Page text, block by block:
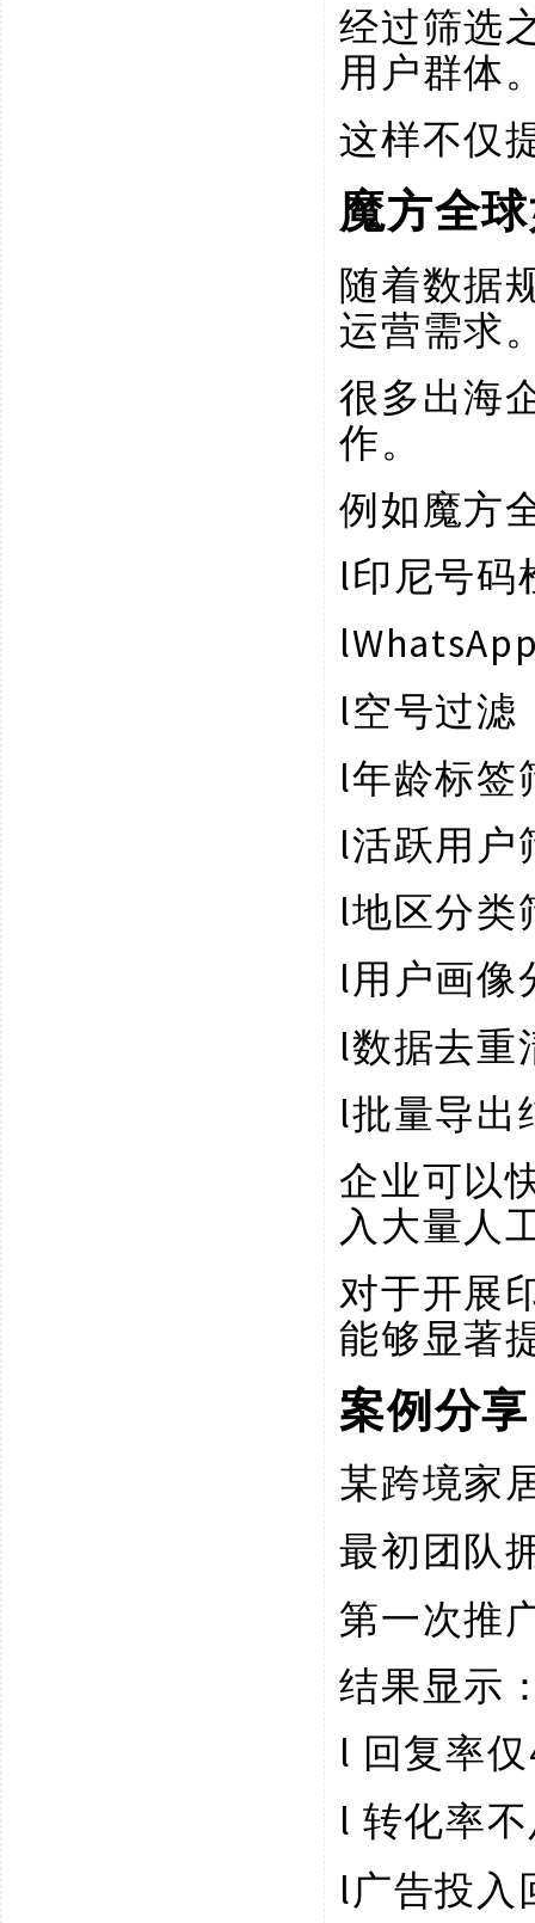
经过筛选
用户群体
这样不仅
魔方全
随着数据
运营需求
很多出海
作。
例如魔方
l印尼号码
l
l空号过滤
l年龄标签
l活跃用户
l地区分类
l用户画像
l数据去重
l批量导出
企业可以
入大量人
对于开展
能够显著
案例分
某跨境家
最初团队
第一次推
结果显示
l 回复率仅
l 转化率
l广告投入